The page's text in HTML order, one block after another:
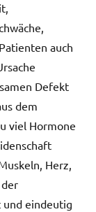
auch
Defekt
dem
viel Hormone
Herz,
und eindeutig